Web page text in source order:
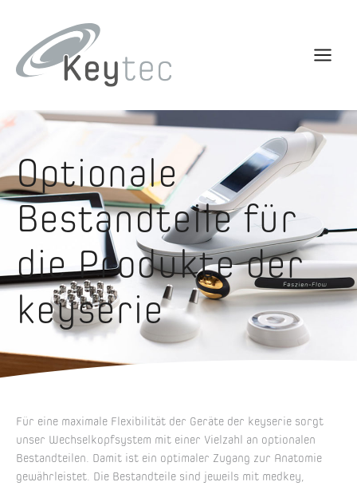
Optionale
Bestandteile für
die Produkte der
keyserie
Für eine maximale Flexibilität der Geräte der keyserie sorgt
unser Wechselkopfsystem mit einer Vielzahl an optionalen
Bestandteilen. Damit ist ein optimaler Zugang zur Anatomie
gewährleistet. Die Bestandteile sind jeweils mit medkey,